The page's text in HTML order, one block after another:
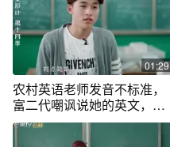
01:29
农村英语老师发音不标准，
富二代嘲讽说她的英文，连
外国都听不懂